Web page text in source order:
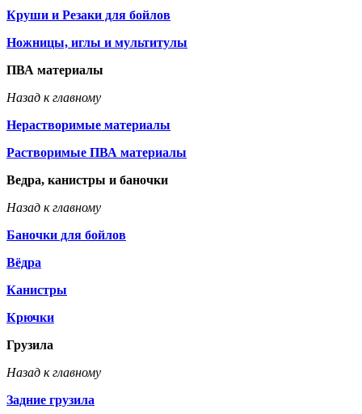
Круши и Резаки для бойлов
Ножницы, иглы и мультитулы
ПВА материалы
Назад к главному
Нерастворимые материалы
Растворимые ПВА материалы
Ведра, канистры и баночки
Назад к главному
Баночки для бойлов
Вёдра
Канистры
Крючки
Грузила
Назад к главному
Задние грузила